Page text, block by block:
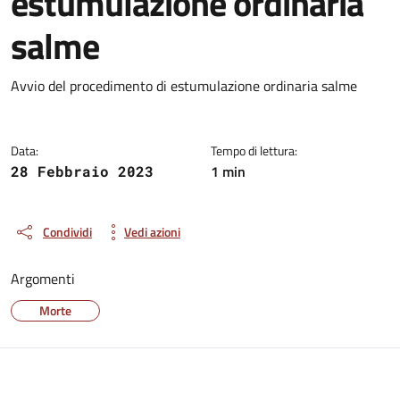
salme
Dettagli della notizia
Avvio del procedimento di estumulazione ordinaria salme
Data:
28 Febbraio 2023
Tempo di lettura:
1 min
Condividi Vedi azioni
Argomenti
Morte